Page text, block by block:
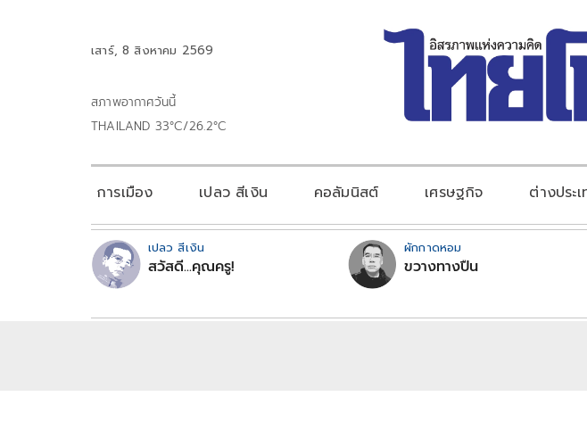
เสาร์, 8 สิงหาคม 2569
สภาพอากาศวันนี้
THAILAND 33°C/26.2°C
การเมือง เปลว สีเงิน คอลัมนิสต์ เศรษฐกิจ ต่างประ
เปลว สีเงิน
สวัสดี...คุณครู!
ผักกาดหอม
ขวางทางปืน